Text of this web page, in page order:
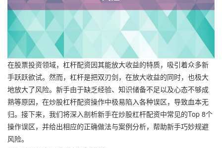
在股票投资领域，杠杆配资因其能放大收益的特质，吸引着众多新
手跃跃欲试。然而，杠杆是把双刃剑，在放大收益的同时，也极大
地放大了风险。新手由于缺乏经验、知识储备不足以及心态不够成
熟等原因，在炒股杠杆配资操作中极易陷入各种误区，导致血本无
归。接下来，我们将深入剖析新手在炒股杠杆配资中常见的Top 8个
操作误区，并给出相应的正确做法与案例分析，帮助新手巧妙规避
风险。